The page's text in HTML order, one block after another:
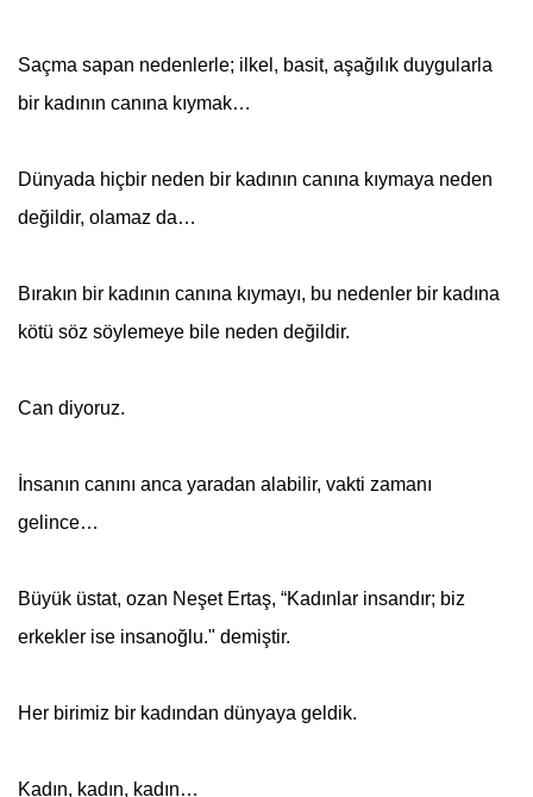
Saçma sapan nedenlerle; ilkel, basit, aşağılık duygularla
bir kadının canına kıymak…
Dünyada hiçbir neden bir kadının canına kıymaya neden
değildir, olamaz da…
Bırakın bir kadının canına kıymayı, bu nedenler bir kadına
kötü söz söylemeye bile neden değildir.
Can diyoruz.
İnsanın canını anca yaradan alabilir, vakti zamanı
gelince…
Büyük üstat, ozan Neşet Ertaş, “Kadınlar insandır; biz
erkekler ise insanoğlu." demiştir.
Her birimiz bir kadından dünyaya geldik.
Kadın, kadın, kadın…